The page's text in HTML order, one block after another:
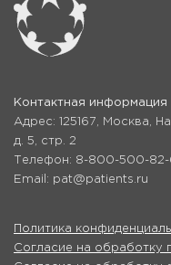
Контактная информация
Адрес: 125167, Москва,
д. 5, стр. 2
Телефон: 8-800-500-82-
Email: pat@patients.ru
Политика
Согласие на обработку